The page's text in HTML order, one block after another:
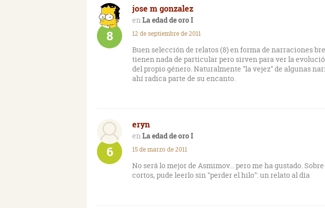
jose m gonzalez
La edad de oro I
8 12 de septiembre de 2011
Buen selección de relatos (8) en forma de narraciones
tienen nada de particular pero sirven para ver la
del propio género. Naturalmente "la vejez" de algunas
ahí radica parte de su encanto.
eryn
La edad de oro I
6 15 de marzo de 2011
No será lo mejor de Asmimov... pero me ha gustado.
cortos, pude leerlo sin "perder el hilo": un relato al día